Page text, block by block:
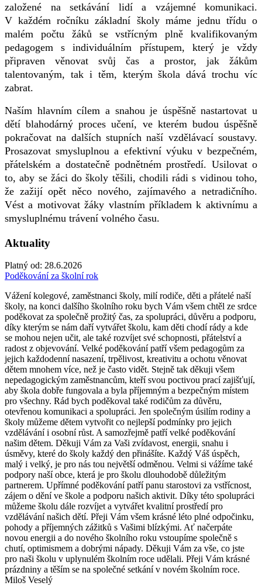
založené na setkávání lidí a vzájemné komunikaci.
V každém ročníku základní školy máme jednu třídu o
malém počtu žáků se vstřícným plně kvalifikovaným
pedagogem s individuálním přístupem, který je vždy
připraven věnovat svůj čas a prostor, jak žákům
talentovaným, tak i těm, kterým škola dává trochu víc
zabrat.
Naším hlavním cílem a snahou je úspěšně nastartovat u
dětí blahodárný proces učení, ve kterém budou úspěšně
pokračovat na dalších stupních naší vzdělávací soustavy.
Prosazovat smysluplnou a efektivní výuku v bezpečném,
přátelském a dostatečně podnětném prostředí. Usilovat o
to, aby se žáci do školy těšili, chodili rádi s vidinou toho,
že zažijí opět něco nového, zajímavého a netradičního.
Vést a motivovat žáky vlastním příkladem k aktivnímu a
smysluplnému trávení volného času.
Aktuality
Platný od: 28.6.2026
Poděkování za školní rok
Vážení kolegové, zaměstnanci školy, milí rodiče, děti a přátelé naší
školy, na konci dalšího školního roku bych Vám všem chtěl ze srdce
poděkovat za společně prožitý čas, za spolupráci, důvěru a podporu,
díky kterým se nám daří vytvářet školu, kam děti chodí rády a kde
se mohou nejen učit, ale také rozvíjet své schopnosti, přátelství a
radost z objevování. Velké poděkování patří všem pedagogům za
jejich každodenní nasazení, trpělivost, kreativitu a ochotu věnovat
dětem mnohem více, než je často vidět. Stejně tak děkuji všem
nepedagogickým zaměstnancům, kteří svou poctivou prací zajišťují,
aby škola dobře fungovala a byla příjemným a bezpečným místem
pro všechny. Rád bych poděkoval také rodičům za důvěru,
otevřenou komunikaci a spolupráci. Jen společným úsilím rodiny a
školy můžeme dětem vytvořit co nejlepší podmínky pro jejich
vzdělávání i osobní růst. A samozřejmě patří velké poděkování
našim dětem. Děkuji Vám za Vaši zvídavost, energii, snahu i
úsměvy, které do školy každý den přinášíte. Každý Váš úspěch,
malý i velký, je pro nás tou největší odměnou. Velmi si vážíme také
podpory naší obce, která je pro školu dlouhodobě důležitým
partnerem. Upřímné poděkování patří panu starostovi za vstřícnost,
zájem o dění ve škole a podporu našich aktivit. Díky této spolupráci
můžeme školu dále rozvíjet a vytvářet kvalitní prostředí pro
vzdělávání našich dětí. Přeji Vám všem krásné léto plné odpočinku,
pohody a příjemných zážitků s Vašimi blízkými. Ať načerpáte
novou energii a do nového školního roku vstoupíme společně s
chutí, optimismem a dobrými nápady. Děkuji Vám za vše, co jste
pro naši školu v uplynulém školním roce udělali. Přeji Vám krásné
prázdniny a těším se na společné setkání v novém školním roce.
Miloš Veselý